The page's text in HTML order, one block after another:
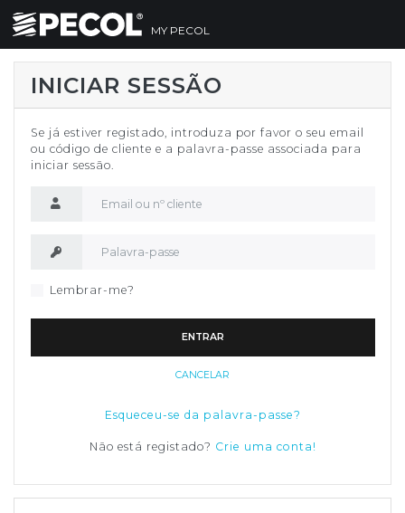
MY PECOL
INICIAR SESSÃO
Se já estiver registado, introduza por favor o seu email
ou código de cliente e a palavra-passe associada para
iniciar sessão.
Lembrar-me?
ENTRAR
CANCELAR
Esqueceu-se da palavra-passe?
Não está registado? Crie uma conta!